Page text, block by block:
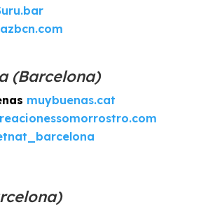
(Barcelona)
muybuenas.cat